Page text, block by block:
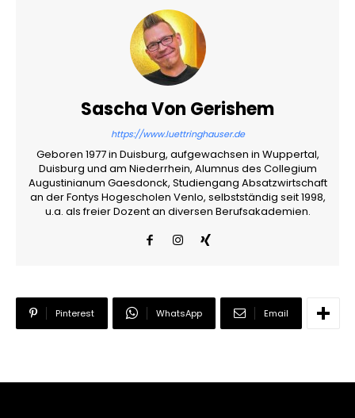
Sascha Von Gerishem
https://www.luettringhauser.de
Geboren 1977 in Duisburg, aufgewachsen in Wuppertal,
Duisburg und am Niederrhein, Alumnus des Collegium
Augustinianum Gaesdonck, Studiengang Absatzwirtschaft
an der Fontys Hogescholen Venlo, selbstständig seit 1998,
u.a. als freier Dozent an diversen Berufsakademien.
Pinterest WhatsApp Email